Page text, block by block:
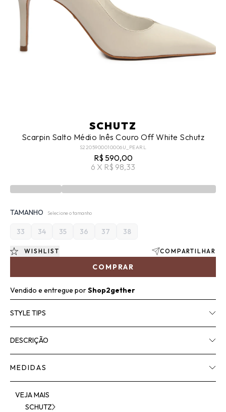
SCHUTZ
Scarpin Salto Médio Inês Couro Off White Schutz
S2205900010006U_PEARL
R$ 590,00
6 X R$ 98,33
TAMANHO Selecione o tamanho
33 34 35 36 37 38
COMPRAR
WISHLIST COMPARTILHAR
Vendido e entregue porShop2gether
STYLE TIPS
DESCRIÇÃO
MEDIDAS
VEJA MAIS
SCHUTZ